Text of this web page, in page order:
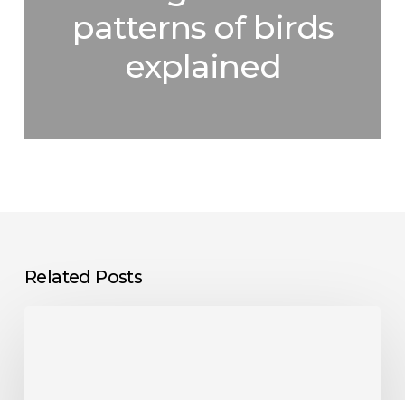
patterns of birds
explained
Related Posts